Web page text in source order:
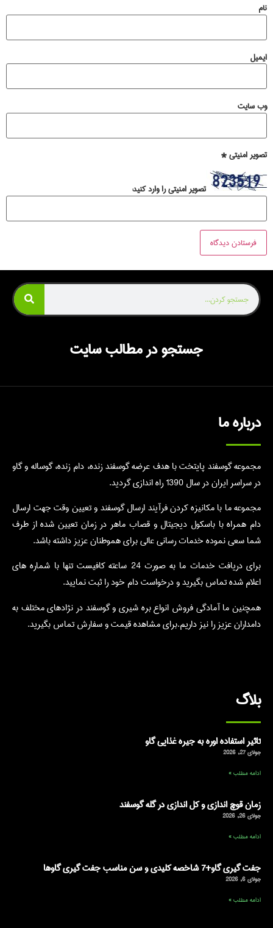
نام
ایمیل
وب‌ سایت
تصویر امنیتی*
تصویر امنیتی را وارد کنید:
جستجو در مطالب سایت
درباره ما
مجموعه گوسفند پایتخت با هدف عرضه گوسفند زنده، دام زنده، گوساله و گاو
در سراسر ایران در سال 1390 راه اندازی گردید.
مجموعه ما با مکانیزه کردن فرآیند ارسال گوسفند و تعیین وقت جهت ارسال
دام همراه با باسکول دیجیتال و قصاب ماهر در زمان تعیین شده از طرف
شما سعی نموده خدمات رسانی عالی برای هموطنان عزیز داشته باشد.
برای دریافت خدمات ما به صورت 24 ساعته کافیست تنها با شماره های
اعلام شده تماس بگیرید و درخواست دام خود را ثبت نمایید.
همچنین ما آمادگی فروش انواع بره شیری و گوسفند در نژادهای مختلف به
دامداران عزیز را نیز داریم.برای مشاهده قیمت و سفارش تماس بگیرید.
بلاگ
تاثیر استفاده اوره به جیره غذایی گاو
جولای 27, 2026
ادامه مطلب »
زمان قوچ اندازی و کل اندازی در گله گوسفند
جولای 26, 2026
ادامه مطلب »
جفت گیری گاو+7 شاخصه کلیدی و سن مناسب جفت گیری گاوها
جولای 6, 2026
ادامه مطلب »